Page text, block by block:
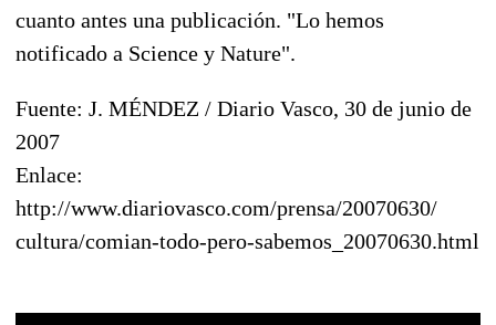
cuanto antes una publicación. "Lo hemos
notificado a Science y Nature".
Fuente: J. MÉNDEZ / Diario Vasco, 30 de junio de
2007
Enlace:
http://www.diariovasco.com/prensa/20070630/
cultura/comian-todo-pero-sabemos_20070630.html